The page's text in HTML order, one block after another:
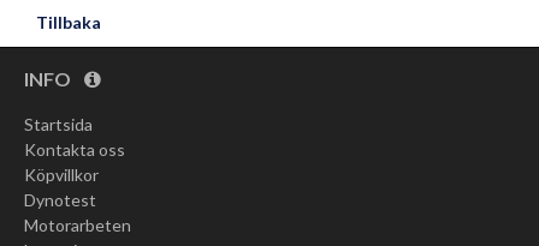
Tillbaka
INFO
Startsida
Kontakta oss
Köpvillkor
Dynotest
Motorarbeten